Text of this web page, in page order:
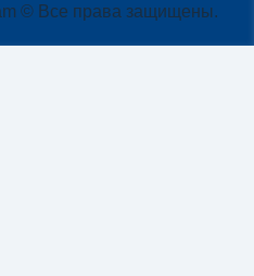
© Все права защищены.